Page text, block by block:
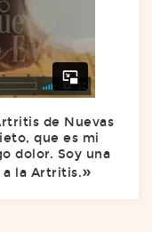
de Nuevas
que es mi
dolor. Soy una
a la Artritis.